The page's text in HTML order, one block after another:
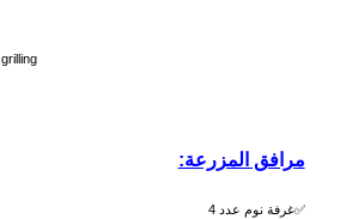
مرافق المزرعة:
غرفة نوم عدد 4✅